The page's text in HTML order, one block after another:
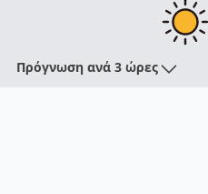
Πρόγνωση ανά 3 ώρες